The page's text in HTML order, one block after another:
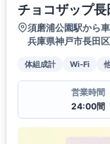
チョコザップ
須磨浦公園駅から
兵庫県神戸市長田
体組成計 Wi-Fi
営業時間
24:00間